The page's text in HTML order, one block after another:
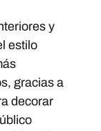
y
estilo
gracias a
decorar